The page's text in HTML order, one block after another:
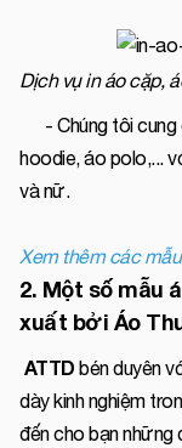
Dịch vụ in áo cặp,
- Chúng tôi cung
hoodie, áo polo,...
và nữ.
Xem thêm các
2. Một số mẫu
xuất bởi Áo
ATTDbén duyên
dày kinh nghiệm
đến cho bạn những